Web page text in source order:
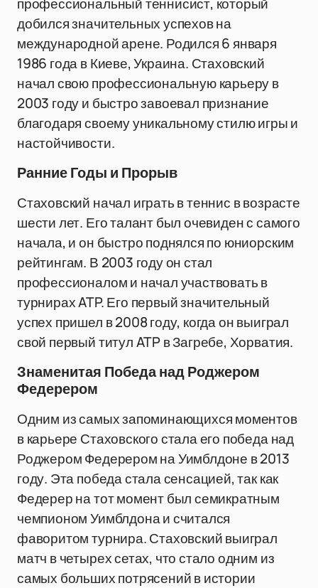
добился значительных успехов на
международной арене. Родился 6 января
1986 года в Киеве, Украина. Стаховский
начал свою профессиональную карьеру в
2003 году и быстро завоевал признание
благодаря своему уникальному стилю игры и
настойчивости.
Ранние Годы и Прорыв
Стаховский начал играть в теннис в возрасте
шести лет. Его талант был очевиден с самого
начала, и он быстро поднялся по юниорским
рейтингам. В 2003 году он стал
профессионалом и начал участвовать в
турнирах ATP. Его первый значительный
успех пришел в 2008 году, когда он выиграл
свой первый титул ATP в Загребе, Хорватия.
Знаменитая Победа над Роджером
Федерером
Одним из самых запоминающихся моментов
в карьере Стаховского стала его победа над
Роджером Федерером на Уимблдоне в 2013
году. Эта победа стала сенсацией, так как
Федерер на тот момент был семикратным
чемпионом Уимблдона и считался
фаворитом турнира. Стаховский выиграл
матч в четырех сетах, что стало одним из
самых больших потрясений в истории